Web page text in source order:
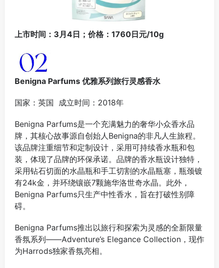
上市时间：3月4日；价格：1760日元/10g
Benigna Parfums 优雅系列旅行灵感香水
国家：英国 成立时间：2018年
Benigna Parfums是一个充满魅力的奢华小众香水品
牌，其核心故事源自创始人Benigna的非凡人生旅程‌‌。
该品牌注重细节和定制设计，采用可持续香水瓶和包
装，体现了品牌的环保承诺。品牌的香水瓶设计独特，
采用钻石切面的水晶瓶和手工切割的水晶瓶塞，瓶颈镀
有24k金，并环绕镶嵌7颗施华洛世奇水晶‌。此外，
Benigna Parfums只生产中性香水，旨在打破性别障
碍‌。
Benigna Parfums推出以旅行和探索为灵感的全新限量
香氛系列——Adventure’s Elegance Collection，现作
为Harrods独家香氛亮相。